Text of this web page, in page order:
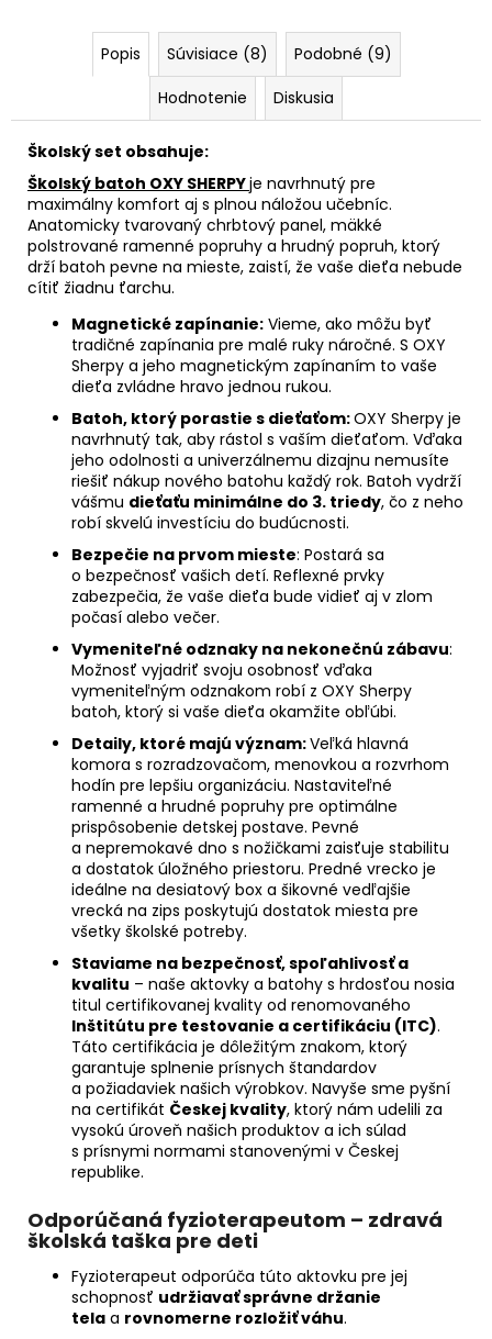
Popis Súvisiace (8)
Podobné (9)
Hodnotenie
Diskusia
Školský set obsahuje:
Školský batoh OXY SHERPYje navrhnutý pre
maximálny komfort aj s plnou náložou učebníc.
Anatomicky tvarovaný chrbtový panel, mäkké
polstrované ramenné popruhy a hrudný popruh, ktorý
drží batoh pevne na mieste, zaistí, že vaše dieťa nebude
cítiť žiadnu ťarchu.
Magnetické zapínanie: Vieme, ako môžu byť
tradičné zapínania pre malé ruky náročné. S OXY
Sherpy a jeho magnetickým zapínaním to vaše
dieťa zvládne hravo jednou rukou.
Batoh, ktorý porastie s dieťaťom:OXY Sherpy je
navrhnutý tak, aby rástol s vaším dieťaťom. Vďaka
jeho odolnosti a univerzálnemu dizajnu nemusíte
riešiť nákup nového batohu každý rok. Batoh vydrží
vášmu dieťaťu minimálne do 3. triedy, čo z neho
robí skvelú investíciu do budúcnosti.
Bezpečie na prvom mieste: Postará sa
o bezpečnosť vašich detí. Reflexné prvky
zabezpečia, že vaše dieťa bude vidieť aj v zlom
počasí alebo večer.
Vymeniteľné odznaky na nekonečnú zábavu:
Možnosť vyjadriť svoju osobnosť vďaka
vymeniteľným odznakom robí z OXY Sherpy
batoh, ktorý si vaše dieťa okamžite obľúbi.
Detaily, ktoré majú význam:Veľká hlavná
komora s rozradzovačom, menovkou a rozvrhom
hodín pre lepšiu organizáciu. Nastaviteľné
ramenné a hrudné popruhy pre optimálne
prispôsobenie detskej postave. Pevné
a nepremokavé dno s nožičkami zaisťuje stabilitu
a dostatok úložného priestoru. Predné vrecko je
ideálne na desiatový box a šikovné vedľajšie
vrecká na zips poskytujú dostatok miesta pre
všetky školské potreby.
Staviame na bezpečnosť, spoľahlivosť a
kvalitu – naše aktovky a batohy s hrdosťou nosia
titul certifikovanej kvality od renomovaného
Inštitútu pre testovanie a certifikáciu (ITC).
Táto certifikácia je dôležitým znakom, ktorý
garantuje splnenie prísnych štandardov
a požiadaviek našich výrobkov. Navyše sme pyšní
na certifikát Českej kvality, ktorý nám udelili za
vysokú úroveň našich produktov a ich súlad
s prísnymi normami stanovenými v Českej
republike.
Odporúčaná fyzioterapeutom – zdravá
školská taška pre deti
Fyzioterapeut odporúča túto aktovku pre jej
schopnosť udržiavať správne držanie
tela a rovnomerne rozložiť váhu.